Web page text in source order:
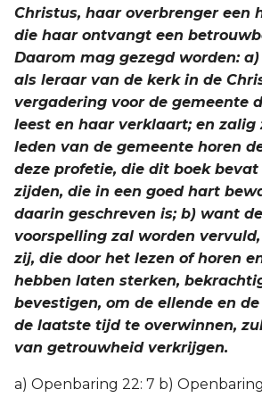
Christus, haar overbrenger een
die haar ontvangt een
Daarom mag gezegd worden:
als leraar van de kerk in de
vergadering voor de gemeente
leest en haar verklaart; en zalig
leden van de gemeente horen
deze profetie, die dit boek
zijden, die in een goed hart
daarin geschreven is; b) want
voorspelling zal worden
zij, die door het lezen of horen
hebben laten sterken,
bevestigen, om de ellende en
de laatste tijd te overwinnen,
van getrouwheid verkrijgen.
a) Openbaring 22: 7 b)